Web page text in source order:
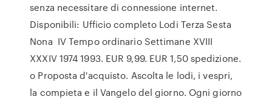
senza necessitare di connessione internet.
Disponibili: Ufficio completo Lodi Terza Sesta
Nona IV Tempo ordinario Settimane XVIII
XXXIV 1974 1993. EUR 9,99. EUR 1,50 spedizione.
o Proposta d'acquisto. Ascolta le lodi, i vespri,
la compieta e il Vangelo del giorno. Ogni giorno